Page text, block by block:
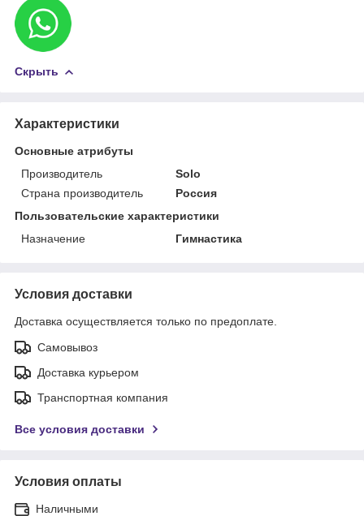
Скрыть
Характеристики
Основные атрибуты
Производитель
Solo
Страна производитель
Россия
Пользовательские характеристики
Назначение
Гимнастика
Условия доставки
Доставка осуществляется только по предоплате.
Самовывоз
Доставка курьером
Транспортная компания
Все условия доставки
Условия оплаты
Наличными